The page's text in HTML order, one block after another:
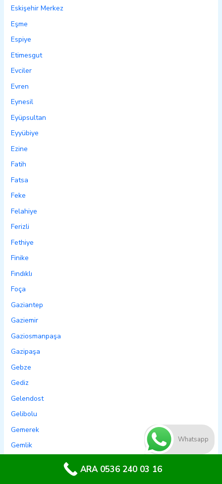
Eskişehir Merkez
Eşme
Espiye
Etimesgut
Evciler
Evren
Eynesil
Eyüpsultan
Eyyübiye
Ezine
Fatih
Fatsa
Feke
Felahiye
Ferizli
Fethiye
Finike
Fındıklı
Foça
Gaziantep
Gaziemir
Gaziosmanpaşa
Gazipaşa
Gebze
Gediz
Gelendost
Gelibolu
Gemerek
Gemlik
Whatsapp
ARA 0536 240 03 16